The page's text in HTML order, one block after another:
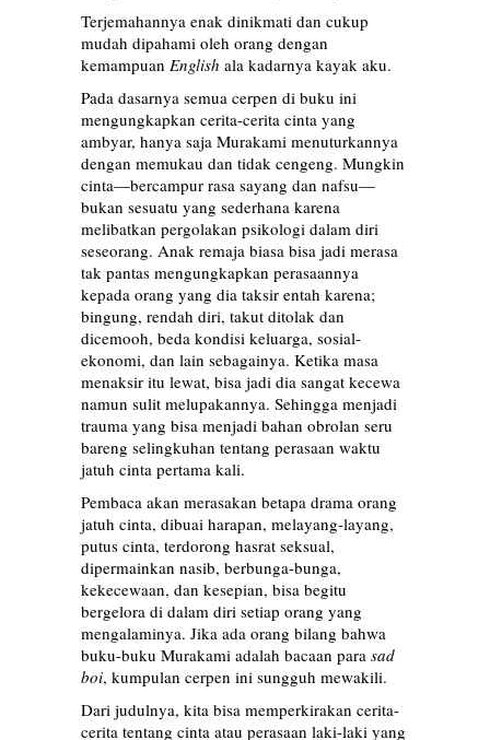
Terjemahannya enak dinikmati dan cukup
mudah dipahami oleh orang dengan
kemampuan English ala kadarnya kayak aku.
Pada dasarnya semua cerpen di buku ini
mengungkapkan cerita-cerita cinta yang
ambyar, hanya saja Murakami menuturkannya
dengan memukau dan tidak cengeng. Mungkin
cinta—bercampur rasa sayang dan nafsu—
bukan sesuatu yang sederhana karena
melibatkan pergolakan psikologi dalam diri
seseorang. Anak remaja biasa bisa jadi merasa
tak pantas mengungkapkan perasaannya
kepada orang yang dia taksir entah karena;
bingung, rendah diri, takut ditolak dan
dicemooh, beda kondisi keluarga, sosial-
ekonomi, dan lain sebagainya. Ketika masa
menaksir itu lewat, bisa jadi dia sangat kecewa
namun sulit melupakannya. Sehingga menjadi
trauma yang bisa menjadi bahan obrolan seru
bareng selingkuhan tentang perasaan waktu
jatuh cinta pertama kali.
Pembaca akan merasakan betapa drama orang
jatuh cinta, dibuai harapan, melayang-layang,
putus cinta, terdorong hasrat seksual,
dipermainkan nasib, berbunga-bunga,
kekecewaan, dan kesepian, bisa begitu
bergelora di dalam diri setiap orang yang
mengalaminya. Jika ada orang bilang bahwa
buku-buku Murakami adalah bacaan para sad
boi, kumpulan cerpen ini sungguh mewakili.
Dari judulnya, kita bisa memperkirakan cerita-
cerita tentang cinta atau perasaan laki-laki yang